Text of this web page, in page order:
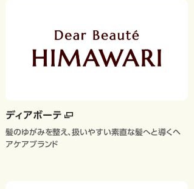
ディアボーテ
髪のゆがみを整え、扱いやすい素直な髪へと導くヘ
アケアブランド